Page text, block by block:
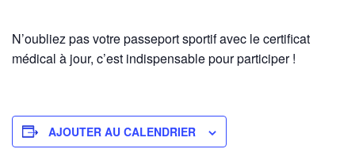
N’oubliez pas votre passeport sportif avec le certificat
médical à jour, c’est indispensable pour participer !
AJOUTER AU CALENDRIER